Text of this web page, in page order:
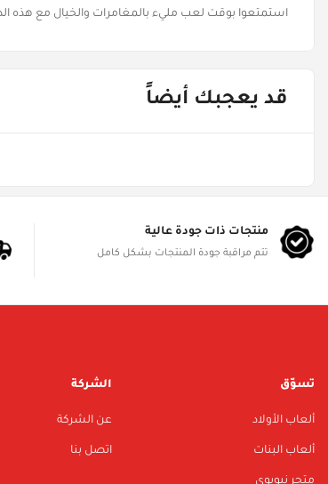
استمتعوا بوقت لعب مليء بالمغامرات والخيال مع هذه
قد يعجبك أيضاً
منتجات ذات جودة عالية
تتم مراقبة جودة المنتجات بشكل كامل
تسوّق
ألعاب الأولاد
ألعاب البنات
متجر نيوبوي
الشركة
عن الشركة
اتصل بنا